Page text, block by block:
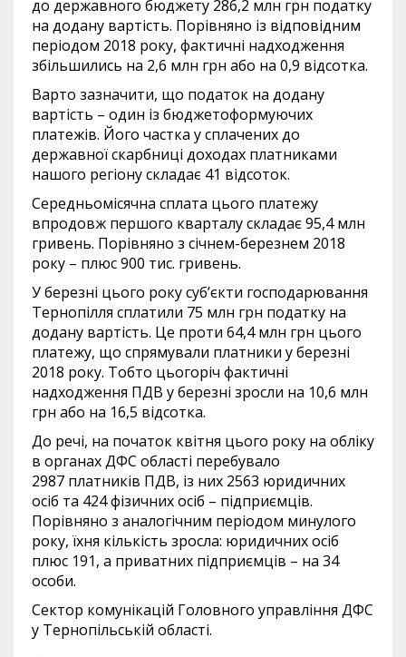
до державного бюджету 286,2 млн грн податку
на додану вартість. Порівняно із відповідним
періодом 2018 року, фактичні надходження
збільшились на 2,6 млн грн або на 0,9 відсотка.
Варто зазначити, що податок на додану
вартість – один із бюджетоформуючих
платежів. Його частка у сплачених до
державної скарбниці доходах платниками
нашого регіону складає 41 відсоток.
Середньомісячна сплата цього платежу
впродовж першого кварталу складає 95,4 млн
гривень. Порівняно з січнем-березнем 2018
року – плюс 900 тис. гривень.
У березні цього року суб’єкти господарювання
Тернопілля сплатили 75 млн грн податку на
додану вартість. Це проти 64,4 млн грн цього
платежу, що спрямували платники у березні
2018 року. Тобто цьогоріч фактичні
надходження ПДВ у березні зросли на 10,6 млн
грн або на 16,5 відсотка.
До речі, на початок квітня цього року на обліку
в органах ДФС області перебувало
2987 платників ПДВ, із них 2563 юридичних
осіб та 424 фізичних осіб – підприємців.
Порівняно з аналогічним періодом минулого
року, їхня кількість зросла: юридичних осіб
плюс 191, а приватних підприємців – на 34
особи.
Сектор комунікацій Головного управління ДФС
у Тернопільській області.